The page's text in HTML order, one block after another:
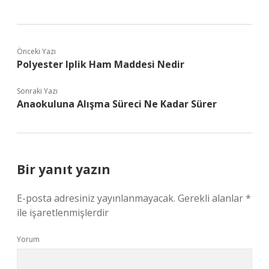
Önceki Yazı
Polyester Iplik Ham Maddesi Nedir
Sonraki Yazı
Anaokuluna Alışma Süreci Ne Kadar Sürer
Bir yanıt yazın
E-posta adresiniz yayınlanmayacak. Gerekli alanlar*
ile işaretlenmişlerdir
Yorum